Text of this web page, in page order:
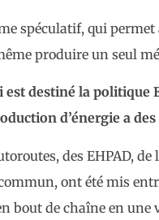
spéculatif, qui
produire un seul
destiné la politique
d’énergie a
des EHPAD,
ont été mis
bout de chaîne en